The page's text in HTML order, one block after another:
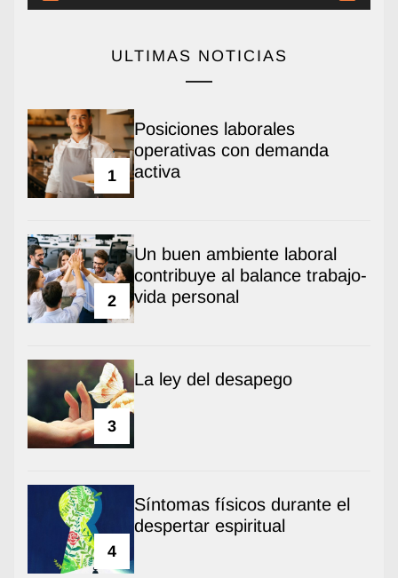
ULTIMAS NOTICIAS
1
Posiciones laborales
operativas con demanda
activa
2
Un buen ambiente laboral
contribuye al balance trabajo-
vida personal
3
La ley del desapego
4
Síntomas físicos durante el
despertar espiritual